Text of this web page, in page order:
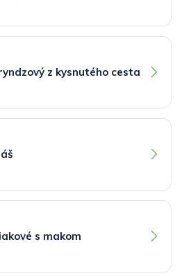
z kysnutého cesta
s makom